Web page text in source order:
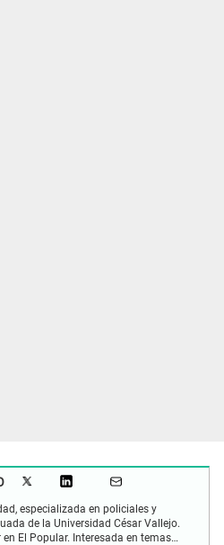
especializada en policiales y
de la Universidad César Vallejo.
en El Popular. Interesada en temas